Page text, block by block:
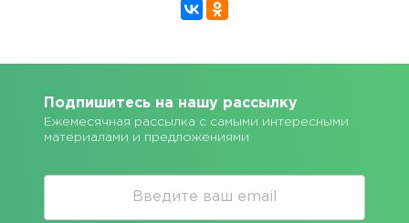
Подпишитесь на нашу рассылку
Ежемесячная рассылка с самыми интересными
материалами и предложениями